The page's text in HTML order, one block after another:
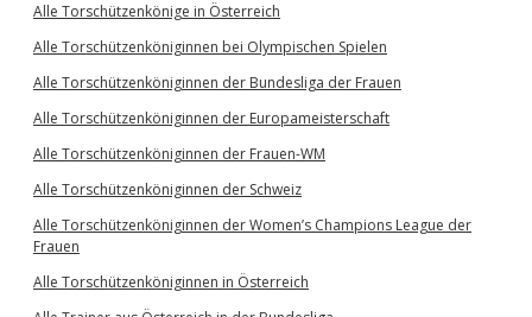
Alle Torschützenkönige in Österreich
Alle Torschützenköniginnen bei Olympischen Spielen
Alle Torschützenköniginnen der Bundesliga der Frauen
Alle Torschützenköniginnen der Europameisterschaft
Alle Torschützenköniginnen der Frauen-WM
Alle Torschützenköniginnen der Schweiz
Alle Torschützenköniginnen der Women’s Champions League der
Frauen
Alle Torschützenköniginnen in Österreich